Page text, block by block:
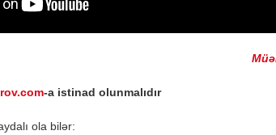
-a istinad olunmalıdır
ola bilər: